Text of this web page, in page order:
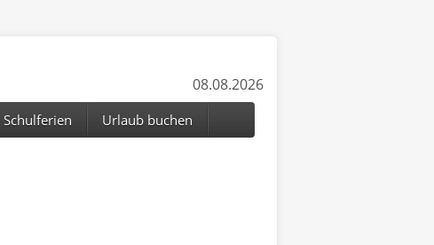
08.08.2026
Schulferien Urlaub buchen